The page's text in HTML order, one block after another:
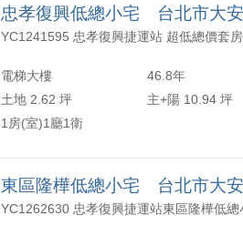
忠孝復興低總小宅 台北市大
電梯大樓 46.8年
土地 2.62 坪
主+陽 10.94 坪
1房(室)1廳1衛
東區隆樺低總小宅 台北市大
YC1262630 忠孝復興捷運站東區隆樺低